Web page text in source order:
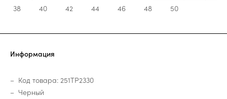
38
40 42 44 46 48 50
Информация
Код товара: 251TP2330
Черный